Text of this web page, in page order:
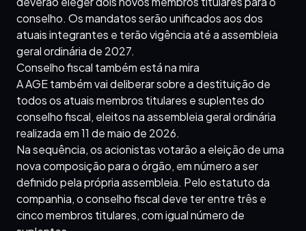
conselho. Os mandatos serão unificados aos dos
atuais integrantes e terão vigência até a assembleia
geral ordinária de 2027.
Conselho fiscal também está na mira
A AGE também vai deliberar sobre a destituição de
todos os atuais membros titulares e suplentes do
conselho fiscal, eleitos na assembleia geral ordinária
realizada em 11 de maio de 2026.
Na sequência, os acionistas votarão a eleição de uma
nova composição para o órgão, em número a ser
definido pela própria assembleia. Pelo estatuto da
companhia, o conselho fiscal deve ter entre três e
cinco membros titulares, com igual número de